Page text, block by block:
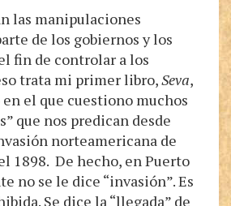
las manipulaciones
de los gobiernos y los
fin de controlar a los
trata mi primer libro,Seva,
el que cuestiono muchos
que nos predican desde
norteamericana de
1898. De hecho, en Puerto
no se le dice “invasión”. Es
Se dice la “llegada” de